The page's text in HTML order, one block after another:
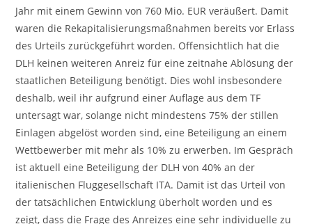
Jahr mit einem Gewinn von 760 Mio. EUR veräußert. Damit
waren die Rekapitalisierungsmaßnahmen bereits vor Erlass
des Urteils zurückgeführt worden. Offensichtlich hat die
DLH keinen weiteren Anreiz für eine zeitnahe Ablösung der
staatlichen Beteiligung benötigt. Dies wohl insbesondere
deshalb, weil ihr aufgrund einer Auflage aus dem TF
untersagt war, solange nicht mindestens 75% der stillen
Einlagen abgelöst worden sind, eine Beteiligung an einem
Wettbewerber mit mehr als 10% zu erwerben. Im Gespräch
ist aktuell eine Beteiligung der DLH von 40% an der
italienischen Fluggesellschaft ITA. Damit ist das Urteil von
der tatsächlichen Entwicklung überholt worden und es
zeigt, dass die Frage des Anreizes eine sehr individuelle zu